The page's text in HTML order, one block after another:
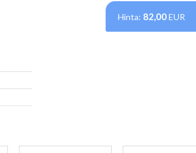
Hinta: 82,00EUR